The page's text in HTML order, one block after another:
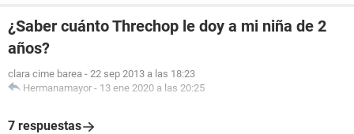
¿Saber cuánto Threchop le doy a mi niña de 2
años?
clara cime barea - 22 sep 2013 a las 18:23
Hermanamayor - 13 ene 2020 a las 20:25
7 respuestas